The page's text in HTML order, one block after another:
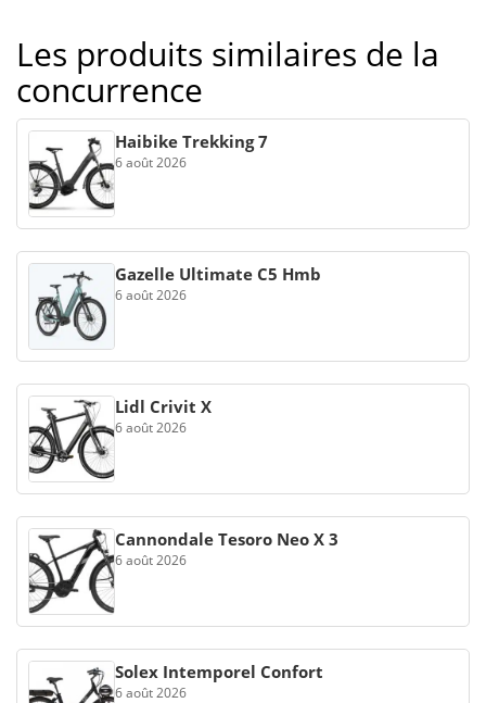
Les produits similaires de la
concurrence
Haibike Trekking 7
6 août 2026
Gazelle Ultimate C5 Hmb
6 août 2026
Lidl Crivit X
6 août 2026
Cannondale Tesoro Neo X 3
6 août 2026
Solex Intemporel Confort
6 août 2026